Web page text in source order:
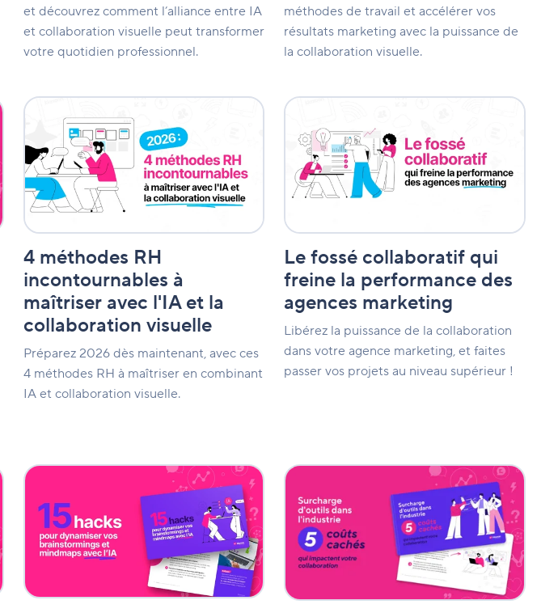
et découvrez comment l’alliance entre IA
et collaboration visuelle peut transformer
votre quotidien professionnel.
méthodes de travail et accélérer vos
résultats marketing avec la puissance de
la collaboration visuelle.
4 méthodes RH
incontournables à
maîtriser avec l'IA et la
collaboration visuelle
Préparez 2026 dès maintenant, avec ces
4 méthodes RH à maîtriser en combinant
IA et collaboration visuelle.
4
méthodes
incontournables
à
maîtriser
avec
l'IA
et
la
collaboration
visuelle
Le fossé collaboratif qui
freine la performance des
agences marketing
Libérez la puissance de la collaboration
dans votre agence marketing, et faites
passer vos projets au niveau supérieur !
Le
collaboratif
freine
performance
des
agences
marketing
15
pour
dynamiser
vos
brainstormings
mindmaps
avec
Surcharge
dans
l'industrie
coûts
cachés
qui